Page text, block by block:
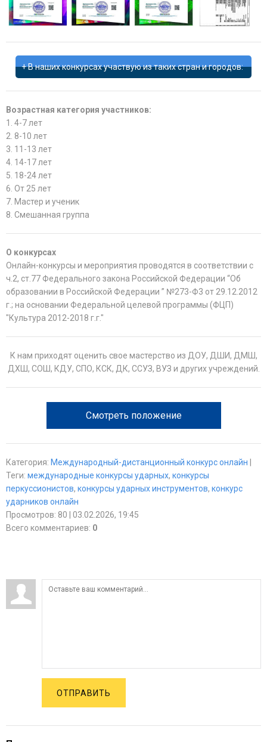
В наших конкурсах участвую из таких стран и городов:
Возрастная категория участников:
1. 4-7 лет
2. 8-10 лет
3. 11-13 лет
4. 14-17 лет
5. 18-24 лет
6. От 25 лет
7. Мастер и ученик
8. Смешанная группа
О конкурсах
Онлайн-конкурсы и мероприятия проводятся в соответствии с
ч.2, ст.77 Федерального закона Российской Федерации “Об
образовании в Российской Федерации ” №273-Ф3 от 29.12.2012
г.; на основании Федеральной целевой программы (ФЦП)
"Культура 2012-2018 г.г."
К нам приходят оценить свое мастерство из ДОУ, ДШИ, ДМШ,
ДХШ, СОШ, КДУ, СПО, КСК, ДК, ССУЗ, ВУЗ и других учреждений.
Смотреть положение
Категория: Международный-дистанционный конкурс онлайн
Теги: международные конкурсы ударных, конкурсы
перкуссионистов, конкурсы ударных инструментов, конкурс
ударников онлайн
Просмотров: 80 | 03.02.2026, 19:45
Всего комментариев: 0
ОТПРАВИТЬ